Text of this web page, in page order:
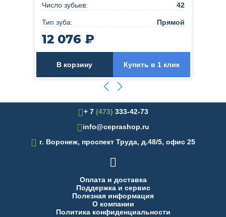
Число зубьев: 42
Тип зуба: Прямой
12 076 ₽
В корзину Купить в 1 клик
+ 7 (473) 333-42-73
info@ceprashop.ru
 г. Воронеж, проспект Труда, д.48/5, офис 25

Оплата и доставка
Поддержка и сервис
Полезная информация
О компании
Политика конфиденциальности